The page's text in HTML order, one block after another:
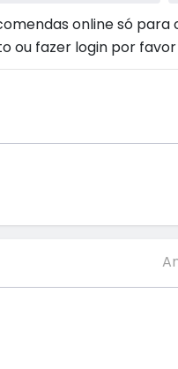
online só para
ou fazer login por favor